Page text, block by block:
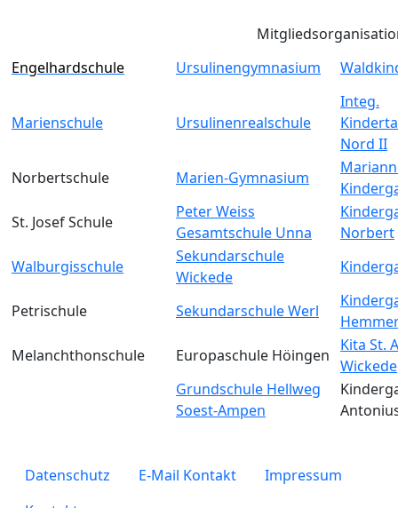
Engelhardschule
Ursulinengymnasium
Marienschule Ursulinenrealschule
Integ.
Nord II
Norbertschule
Marien-Gymnasium
St. Josef Schule
Peter Weiss
Gesamtschule Unna
Norbert
Walburgisschule
Sekundarschule
Wickede
Petrischule Sekundarschule Werl
Melanchthonschule
Europaschule Höingen
Kita St.
Wickede
Grundschule Hellweg
Soest-Ampen
legals
Datenschutz E-Mail Kontakt
Impressum